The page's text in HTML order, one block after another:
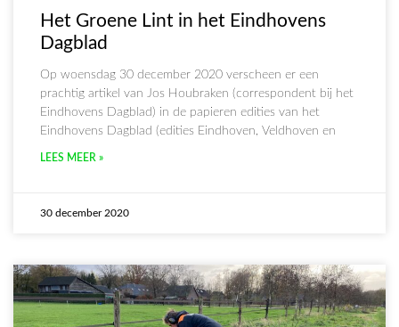
Het Groene Lint in het Eindhovens
Dagblad
Op woensdag 30 december 2020 verscheen er een
prachtig artikel van Jos Houbraken (correspondent bij het
Eindhovens Dagblad) in de papieren edities van het
Eindhovens Dagblad (edities Eindhoven, Veldhoven en
LEES MEER »
30 december 2020